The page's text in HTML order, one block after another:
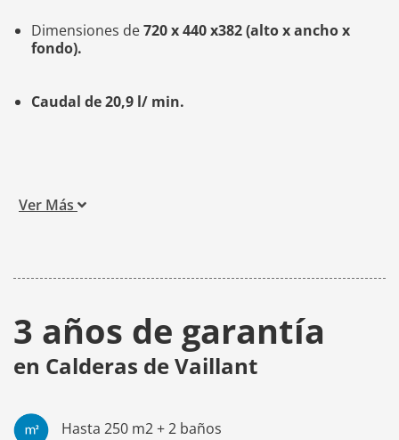
Dimensiones de720 x 440 x382 (alto x ancho x
fondo).
Caudal de 20,9 l/ min.
Ver Más
3 años de garantía
en Calderas de Vaillant
Hasta 250 m2 + 2 baños